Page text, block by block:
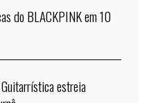
do BLACKPINK em 10
estreia